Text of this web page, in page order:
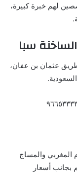
لهم خبرة كبيرة،
سبا
عثمان بن عفان،
المغربي والمساج
بجانب أسعار